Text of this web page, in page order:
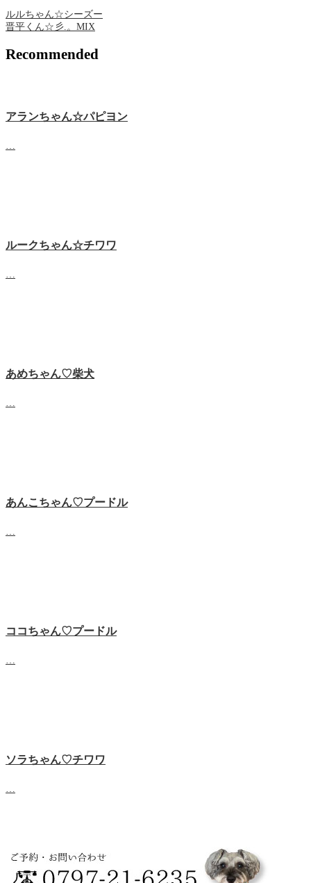
ルルちゃん☆シーズー
晋平くん☆彡.。MIX
Recommended
アランちゃん☆パピヨン
ルークちゃん☆チワワ
あめちゃん♡‬柴犬
あんこちゃん♡‬プードル
ココちゃん♡‬プードル
ソラちゃん♡‬チワワ